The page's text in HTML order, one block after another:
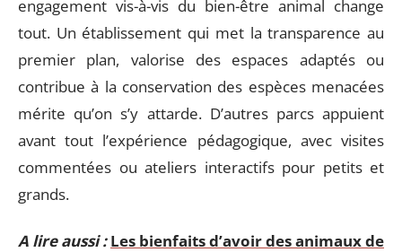
engagement vis-à-vis du bien-être animal change
tout. Un établissement qui met la transparence au
premier plan, valorise des espaces adaptés ou
contribue à la conservation des espèces menacées
mérite qu’on s’y attarde. D’autres parcs appuient
avant tout l’expérience pédagogique, avec visites
commentées ou ateliers interactifs pour petits et
grands.
A lire aussi : Les bienfaits d’avoir des animaux de